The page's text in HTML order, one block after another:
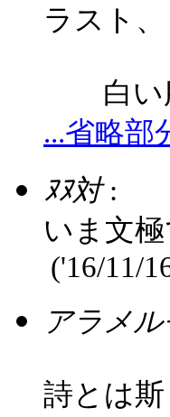
ラスト、
白い
...省略部
ﾇﾇ対:
いま文
('16/11/
アラメ
詩とは斯